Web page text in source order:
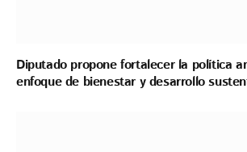
Diputado propone fortalecer la política
enfoque de bienestar y desarrollo